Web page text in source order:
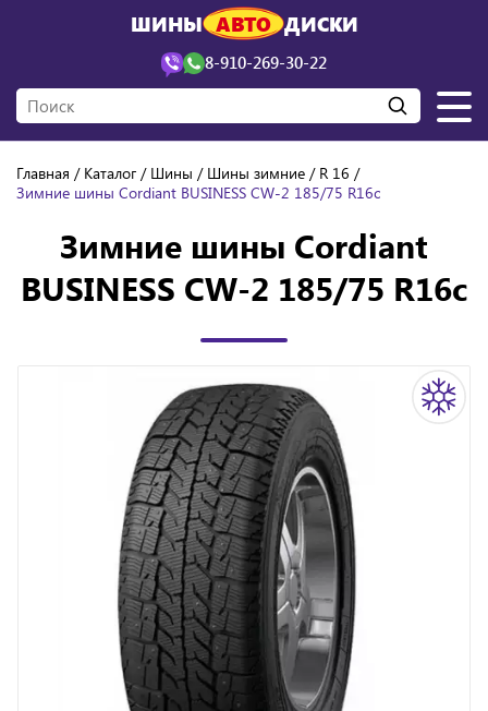
ШИНЫ АВТО ДИСКИ
8-910-269-30-22
Главная Каталог Шины Шины зимние
R 16
Зимние шины Cordiant BUSINESS CW-2 185/75 R16с
Зимние шины Cordiant
BUSINESS CW-2 185/75 R16с